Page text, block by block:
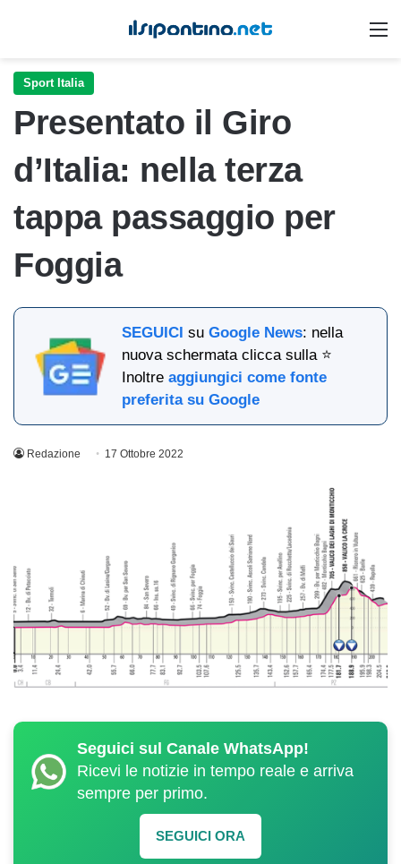
Sport Italia
Presentato il Giro
d’Italia: nella terza
tappa passaggio per
Foggia
SEGUICI suGoogle News: nella
nuova schermata clicca sulla ⭐
Inoltreaggiungici come fonte
preferita su Google
Redazione 17 Ottobre 2022
Seguici sul Canale WhatsApp!
Ricevi le notizie in tempo reale e arriva
sempre per primo.
SEGUICI ORA